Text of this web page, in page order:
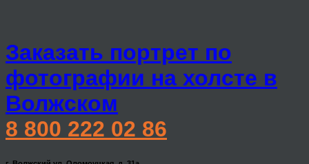
Заказать портрет по
фотографии на холсте в
Волжском
8 800 222 02 86